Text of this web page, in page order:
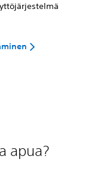
apua?